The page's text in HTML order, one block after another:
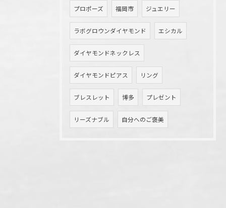
プロポーズ 福岡市 ジュエリー
ラボグロウンダイヤモンド エシカル
ダイヤモンドネックレス
ダイヤモンドピアス リング
ブレスレット 博多 プレゼント
リーズナブル 自分へのご褒美